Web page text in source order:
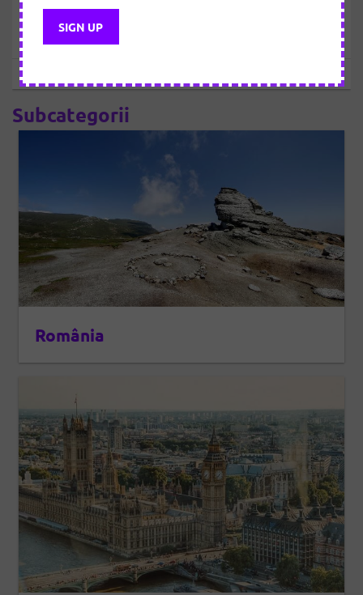
Conectează-te pentru a vedea articolul
Subcategorii
România